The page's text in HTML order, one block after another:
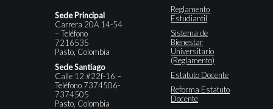
Sede Principal
Carrera 20A 14-54
– Teléfono
7216535
Pasto, Colombia
Sede Santiago
Calle 12 #22f-16 –
Teléfono 7374506-
7374505
Pasto, Colombia
Reglamento
Estudiantil
Sistema de
Bienestar
Universitario
(Reglamento)
Estatuto Docente
Reforma Estatuto
Docente